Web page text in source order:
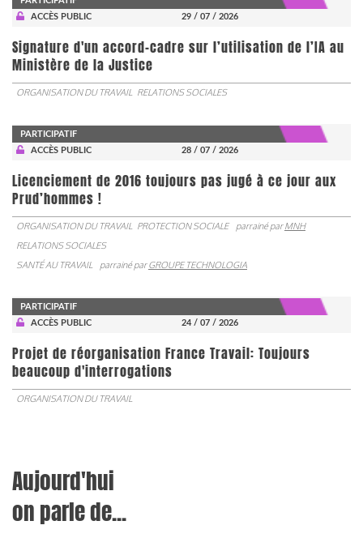
ACCÈS PUBLIC
29 / 07 / 2026
Signature d'un accord-cadre sur l’utilisation de l’IA au
Ministère de la Justice
ORGANISATION DU TRAVAIL RELATIONS SOCIALES
PARTICIPATIF
ACCÈS PUBLIC
28 / 07 / 2026
Licenciement de 2016 toujours pas jugé à ce jour aux
Prud’hommes !
ORGANISATION DU TRAVAIL PROTECTION SOCIALE parrainé parMNH
RELATIONS SOCIALES
SANTÉ AU TRAVAIL
parrainé parGROUPE TECHNOLOGIA
PARTICIPATIF
ACCÈS PUBLIC
24 / 07 / 2026
Projet de réorganisation France Travail: Toujours
beaucoup d'interrogations
ORGANISATION DU TRAVAIL
Aujourd'hui
on parle de...